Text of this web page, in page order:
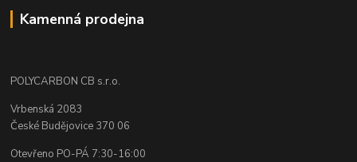
Kamenná prodejna
POLYCARBON CB s.r.o.
Vrbenská 2083
České Budějovice 370 06
Otevřeno PO-PÁ 7:30-16:00